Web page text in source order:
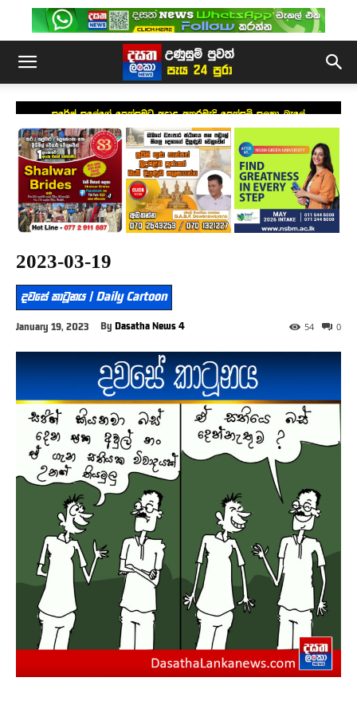
සුරේෂ් සලේගේ පෙත්සමට අදාළ අතරමැදි පෙත්සම් සලකා බැලේ
2023-03-19
දවසේ කාටූනය | Daily Cartoon
January 19, 2023 By Dasatha News 4 0
54